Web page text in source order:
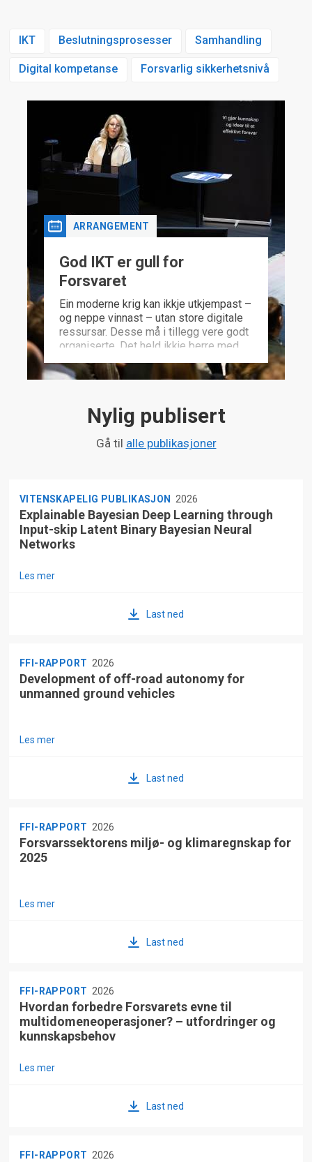
IKT Beslutningsprosesser Samhandling
Digital kompetanse Forsvarlig sikkerhetsnivå
ARRANGEMENT
God IKT er gull for
Forsvaret
Ein moderne krig kan ikkje utkjempast –
og neppe vinnast – utan store digitale
ressursar. Desse må i tillegg vere godt
organiserte. Det held ikkje berre med
sjølve teknologien, sa forskarane som
innleidde under FFIs frukostmøte om
Nylig publisert
Gå til alle publikasjoner
VITENSKAPELIG PUBLIKASJON 2026
Explainable Bayesian Deep Learning through
Input-skip Latent Binary Bayesian Neural
Networks
Les mer
Last ned
FFI-RAPPORT 2026
Development of off-road autonomy for
unmanned ground vehicles
Les mer
Last ned
FFI-RAPPORT 2026
Forsvarssektorens miljø- og klimaregnskap for
2025
Les mer
Last ned
FFI-RAPPORT 2026
Hvordan forbedre Forsvarets evne til
multidomeneoperasjoner? – utfordringer og
kunnskapsbehov
Les mer
Last ned
FFI-RAPPORT 2026